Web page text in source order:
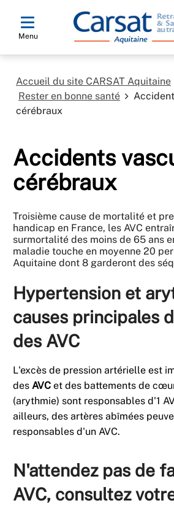
Menu
Accueil du site CARSAT Aquitaine
Rester en bonne santé
cérébraux
Accidents
cérébraux
Troisième cause de mortalité et
handicap en France, les AVC
surmortalité des moins de 65 ans
maladie touche en moyenne 20
Aquitaine dont 8 garderont des
Hypertension et
causes principales
des AVC
L'excès de pression artérielle est
des AVC et des battements de
(arythmie) sont responsables d'1
ailleurs, des artères abîmées
responsables d'un AVC.
N'attendez pas de
AVC, consultez